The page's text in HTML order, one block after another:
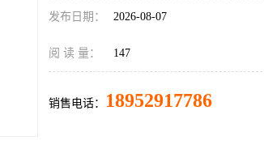
发布日期： 2026-08-07
阅 读 量： 147
销售电话： 18952917786